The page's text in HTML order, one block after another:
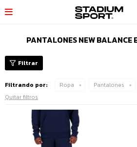

PANTALONES NEW BALANCE
Filtrando por: Ropa Pantalones
Quitar filtros